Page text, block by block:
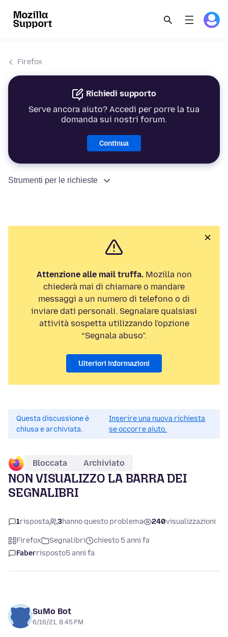
Firefox
Richiedi supporto
Serve ancora aiuto? Accedi per porre la tua
domanda sui nostri forum.
Continua
Strumenti per le richieste
Attenzione alle mail truffa.Mozilla non
chiederà mai di chiamare o mandare
messaggi a un numero di telefono o di
inviare dati personali. Segnalare qualsiasi
attività sospetta utilizzando l'opzione
“Segnala abuso”.
Ulteriori informazioni
Questa discussione è
chiusa e archiviata.
Inserire una nuova richiesta
se occorre aiuto.
Bloccata Archiviato
NON VISUALIZZO LA BARRA DEI
SEGNALIBRI
1risposta 3hanno questo problema 240visualizzazioni
Firefox Segnalibri
chiesto 5 anni fa
Faberrisposto5 anni fa
SuMo Bot
6/16/21, 8:45 PM